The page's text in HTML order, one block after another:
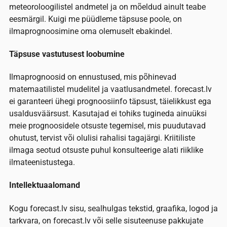
meteoroloogilistel andmetel ja on mõeldud ainult teabe
eesmärgil. Kuigi me püüdleme täpsuse poole, on
ilmaprognoosimine oma olemuselt ebakindel.
Täpsuse vastutusest loobumine
Ilmaprognoosid on ennustused, mis põhinevad
matemaatilistel mudelitel ja vaatlusandmetel. forecast.lv
ei garanteeri ühegi prognoosiinfo täpsust, täielikkust ega
usaldusväärsust. Kasutajad ei tohiks tugineda ainuüksi
meie prognoosidele otsuste tegemisel, mis puudutavad
ohutust, tervist või olulisi rahalisi tagajärgi. Kriitiliste
ilmaga seotud otsuste puhul konsulteerige alati riiklike
ilmateenistustega.
Intellektuaalomand
Kogu forecast.lv sisu, sealhulgas tekstid, graafika, logod ja
tarkvara, on forecast.lv või selle sisuteenuse pakkujate